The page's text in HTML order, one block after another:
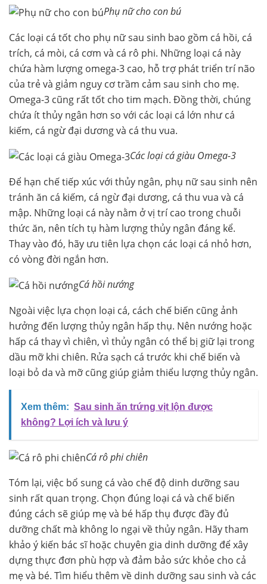
Phụ nữ cho con bú
Các loại cá tốt cho phụ nữ sau sinh bao gồm cá hồi, cá
trích, cá mòi, cá cơm và cá rô phi. Những loại cá này
chứa hàm lượng omega-3 cao, hỗ trợ phát triển trí não
của trẻ và giảm nguy cơ trầm cảm sau sinh cho mẹ.
Omega-3 cũng rất tốt cho tim mạch. Đồng thời, chúng
chứa ít thủy ngân hơn so với các loại cá lớn như cá
kiếm, cá ngừ đại dương và cá thu vua.
Các loại cá giàu Omega-3
Để hạn chế tiếp xúc với thủy ngân, phụ nữ sau sinh nên
tránh ăn cá kiếm, cá ngừ đại dương, cá thu vua và cá
mập. Những loại cá này nằm ở vị trí cao trong chuỗi
thức ăn, nên tích tụ hàm lượng thủy ngân đáng kể.
Thay vào đó, hãy ưu tiên lựa chọn các loại cá nhỏ hơn,
có vòng đời ngắn hơn.
Cá hồi nướng
Ngoài việc lựa chọn loại cá, cách chế biến cũng ảnh
hưởng đến lượng thủy ngân hấp thụ. Nên nướng hoặc
hấp cá thay vì chiên, vì thủy ngân có thể bị giữ lại trong
dầu mỡ khi chiên. Rửa sạch cá trước khi chế biến và
loại bỏ da và mỡ cũng giúp giảm thiểu lượng thủy ngân.
Xem thêm: Sau sinh ăn trứng vịt lộn được
không? Lợi ích và lưu ý
Cá rô phi chiên
Tóm lại, việc bổ sung cá vào chế độ dinh dưỡng sau
sinh rất quan trọng. Chọn đúng loại cá và chế biến
đúng cách sẽ giúp mẹ và bé hấp thụ được đầy đủ
dưỡng chất mà không lo ngại về thủy ngân. Hãy tham
khảo ý kiến bác sĩ hoặc chuyên gia dinh dưỡng để xây
dựng thực đơn phù hợp và đảm bảo sức khỏe cho cả
mẹ và bé. Tìm hiểu thêm về dinh dưỡng sau sinh và các